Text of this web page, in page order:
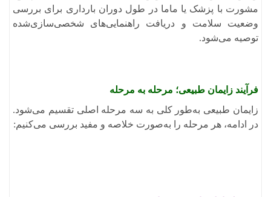
مشورت با پزشک یا ماما در طول دوران بارداری برای بررسی
وضعیت سلامت و دریافت راهنمایی‌های شخصی‌سازی‌شده
توصیه می‌شود.
فرآیند زایمان طبیعی؛ مرحله به مرحله
​زایمان طبیعی به‌طور کلی به سه مرحله اصلی تقسیم می‌شود.
در ادامه، هر مرحله را به‌صورت خلاصه و مفید بررسی می‌کنیم:​